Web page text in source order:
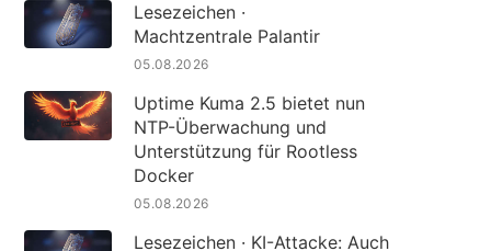
Lesezeichen ·
Machtzentrale Palantir
05.08.2026
Uptime Kuma 2.5 bietet nun
NTP-Überwachung und
Unterstützung für Rootless
Docker
05.08.2026
Lesezeichen · KI-Attacke: Auch